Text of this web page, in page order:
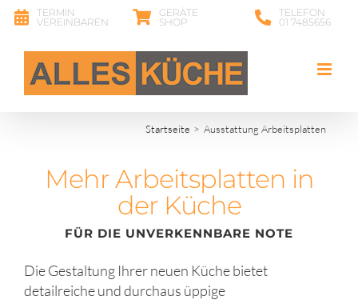
Zum
Inhalt
springen
TERMIN
VEREINBAREN
GERÄTE
SHOP
TELEFON
01 7485656
Startseite Ausstattung Arbeitsplatten
Mehr Arbeitsplatten in
der Küche
FÜR DIE UNVERKENNBARE NOTE
Die Gestaltung Ihrer neuen Küche bietet
detailreiche und durchaus üppige